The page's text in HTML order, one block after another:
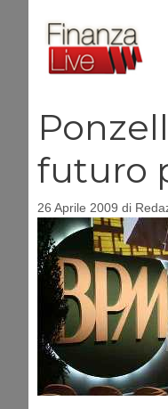
contenuto
futuro
26 Aprile 2009 di